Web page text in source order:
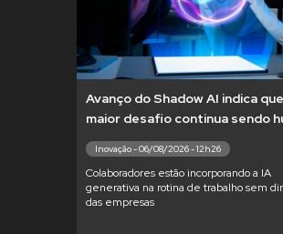
Avanço do Shadow AI indica
maior desafio continua sendo
Inovação - 06/08/2026 - 12h26
Colaboradores estão incorporando a IA
generativa na rotina de trabalho sem
das empresas